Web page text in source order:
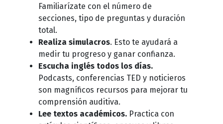
Familiarízate con el número de
secciones, tipo de preguntas y duración
total.
Realiza simulacros. Esto te ayudará a
medir tu progreso y ganar confianza.
Escucha inglés todos los días.
Podcasts, conferencias TED y noticieros
son magníficos recursos para mejorar tu
comprensión auditiva.
Lee textos académicos.Practica con